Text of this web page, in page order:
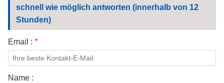
schnell wie möglich antworten (innerhalb von 12
Stunden)
Email : *
Name :